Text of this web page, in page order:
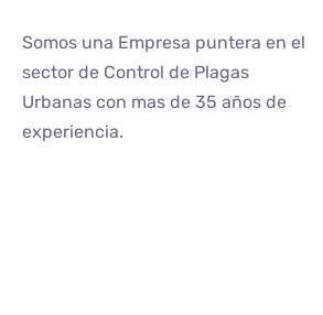
Somos una Empresa puntera en el
sector de Control de Plagas
Urbanas con mas de 35 años de
experiencia.